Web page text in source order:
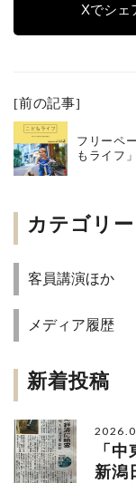
Xでシェ
[前の記事]
フリーペ
もライフ
カテゴリー
客員講演ほか
メディア履歴
新着投稿
「
新潟